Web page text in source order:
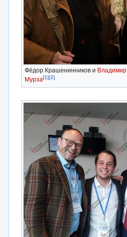
Фёдор Крашенинников и
Мурза[1][2]